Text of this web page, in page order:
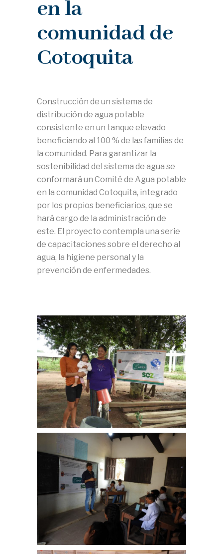
en la
comunidad de
Cotoquita
Construcción de un sistema de
distribución de agua potable
consistente en un tanque elevado
beneficiando al 100 % de las familias de
la comunidad. Para garantizar la
sostenibilidad del sistema de agua se
conformará un Comité de Agua potable
en la comunidad Cotoquita, integrado
por los propios beneficiarios, que se
hará cargo de la administración de
este. El proyecto contempla una serie
de capacitaciones sobre el derecho al
agua, la higiene personal y la
prevención de enfermedades.